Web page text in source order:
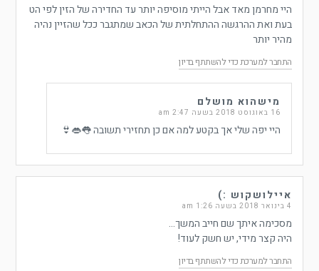
היי מחרמן מאד אבל הייתי מוסיפה יותר עד החדירה של הזין לפי הט
בעת ואת ההרגשה ההתחלתית של הכאב שמתגבר ככל שהזיין נהיה
מהיר יותר
התחבר למערכת כדי להשתתף בדיון
מישהוא מושלם
16 באוגוסט 2018 בשעה 2:47 am
היי יפה שלי אך בקטע למה אם כן תחזירי תשובה 👅👄👙
איילושקוש :)
4 בינואר 2018 בשעה 1:26 am
מסכימה איתך שם חייב המשך…
היה קצר מידי, יש חשק לעוד!
התחבר למערכת כדי להשתתף בדיון